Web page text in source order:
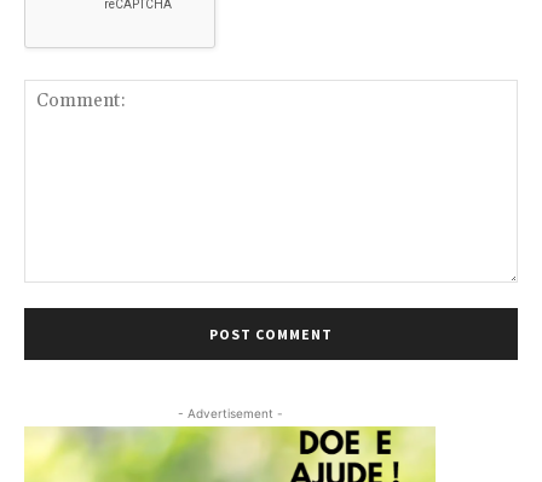
- Advertisement -